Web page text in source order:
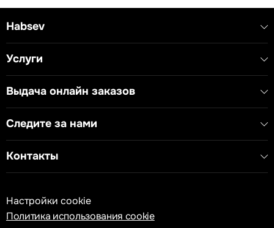
надежность и качество звука.
- Тип устройства: Аудиорозетка
- Диаметр кабеля: 2x Ø4 мм
- Способ подключения: пайка
Habsev
Услуги
Выдача онлайн заказов
Следите за нами
Контакты
Настройки cookie
Политика использования cookie